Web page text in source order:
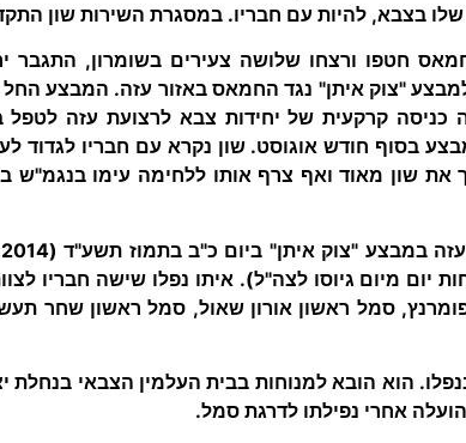
בצבא, להיות עם חבריו. במסגרת השירות שון
שמחבלי חמאס חטפו ורצחו שלושה צעירים בשומרון,
כניסה קרקעית של יחידות צבא לרצועת עזה לטפל
בסוף חודש אוגוסט. שון נקרא עם חבריו לגדוד
את שון מאוד ואף צרף אותו ללחימה עימו בנגמ"ש
יום מיום גיוסו לצה"ל). איתו נפלו שישה חבריו
סמל ראשון אורון שאול, סמל ראשון שחר
הוא הובא למנוחות בבית העלמין הצבאי
אחרי נפילתו לדרגת סמל.